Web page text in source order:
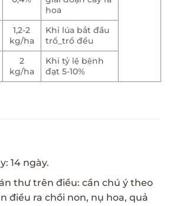
hoa
1,2-2
kg/ha
Khi lúa bắt đầu
trổ_trổ đều
2
kg/ha
Khi tỷ lệ bệnh
đạt 5-10%
14 ngày.
thư trên điều: cần chú ý theo
điều ra chồi non, nụ hoa, quả